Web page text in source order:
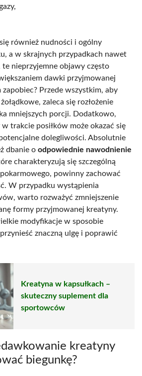
również nudności i ogólny
a w skrajnych przypadkach nawet
te nieprzyjemne objawy często
dawki przyjmowanej
Przede wszystkim, aby
zaleca się rozłożenie
mniejszych porcji. Dodatkowo,
trakcie posiłków może okazać się
dolegliwości. Absolutnie
dbanie o odpowiednie nawodnienie
charakteryzują się szczególną
powinny zachować
W przypadku wystąpienia
warto rozważyć zmniejszenie
formy przyjmowanej kreatyny.
modyfikacje w sposobie
znaczną ulgę i poprawić
Kreatyna w kapsułkach –
skuteczny suplement dla
sportowców
kreatyny
biegunkę?